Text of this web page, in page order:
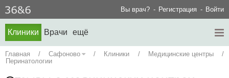
Вы врач? Регистрация Войти
Клиники Врачи ещё
Главная / Сафоново / Клиники / Медицинские центры
/
Перинатологии